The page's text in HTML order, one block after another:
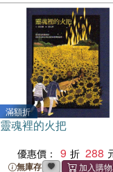
滿額折
靈魂裡的火把
優惠價： 9 288
無庫存